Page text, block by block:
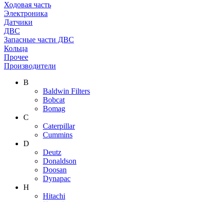
Ходовая часть
Электроника
Датчики
ДВС
Запасные части ДВС
Кольца
Прочее
Производители
B
Baldwin Filters
Bobcat
Bomag
C
Caterpillar
Cummins
D
Deutz
Donaldson
Doosan
Dynapac
H
Hitachi